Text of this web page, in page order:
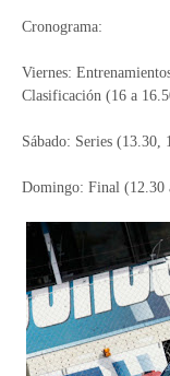
Cronograma:
Viernes:
Clasificación (16 a
Sábado: Series (13.30,
Domingo: Final (12.30